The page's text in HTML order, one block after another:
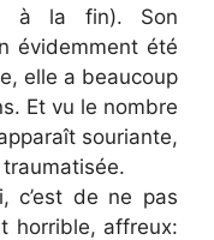
à la fin). Son
évidemment été
elle a beaucoup
Et vu le nombre
souriante,
traumatisée.
c’est de ne pas
horrible, affreux: